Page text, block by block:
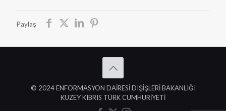
Paylaş
© 2024 ENFORMASYON DAİRESİ DIŞİŞLERİ BAKANLIĞI
KUZEY KIBRIS TÜRK CUMHURİYETİ